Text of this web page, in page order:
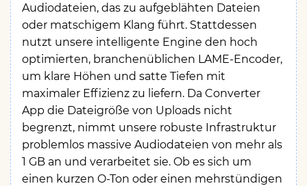
Audiodateien, das zu aufgeblähten Dateien
oder matschigem Klang führt. Stattdessen
nutzt unsere intelligente Engine den hoch
optimierten, branchenüblichen LAME-Encoder,
um klare Höhen und satte Tiefen mit
maximaler Effizienz zu liefern. Da Converter
App die Dateigröße von Uploads nicht
begrenzt, nimmt unsere robuste Infrastruktur
problemlos massive Audiodateien von mehr als
1 GB an und verarbeitet sie. Ob es sich um
einen kurzen O-Ton oder einen mehrstündigen